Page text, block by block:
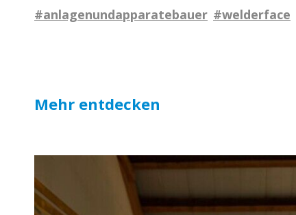
#anlagenundapparatebauer #welderface
Mehr entdecken